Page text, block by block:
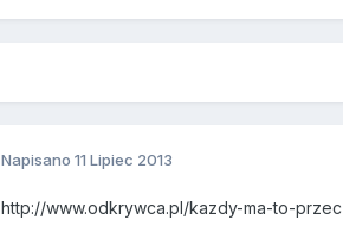
Napisano11 Lipiec 2013
http://www.odkrywca.pl/kazdy-ma-to-